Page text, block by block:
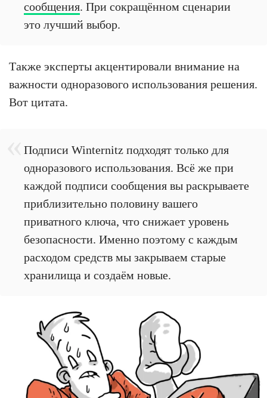
сообщения. При сокращённом сценарии
это лучший выбор.
Также эксперты акцентировали внимание на
важности одноразового использования решения.
Вот цитата.
Подписи Winternitz подходят только для
одноразового использования. Всё же при
каждой подписи сообщения вы раскрываете
приблизительно половину вашего
приватного ключа, что снижает уровень
безопасности. Именно поэтому с каждым
расходом средств мы закрываем старые
хранилища и создаём новые.